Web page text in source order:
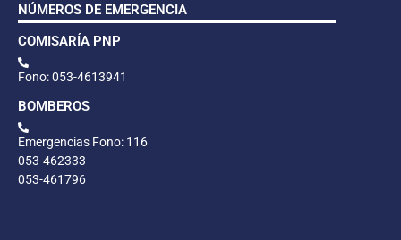
NÚMEROS DE EMERGENCIA
COMISARÍA PNP
Fono: 053-4613941
BOMBEROS
Emergencias Fono: 116
053-462333
053-461796